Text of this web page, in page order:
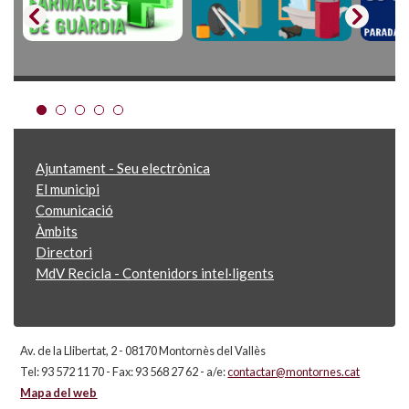
Ajuntament - Seu electrònica
El municipi
Comunicació
Àmbits
Directori
MdV Recicla - Contenidors intel·ligents
Av. de la Llibertat, 2 - 08170 Montornès del Vallès
Tel: 93 572 11 70 - Fax: 93 568 27 62 - a/e:contactar@montornes.cat
Mapa del web